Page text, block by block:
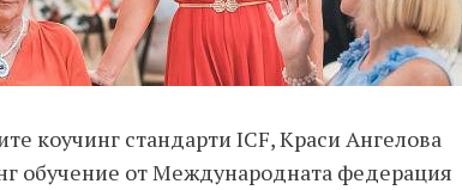
коучинг стандарти ICF, Краси Ангелова
обучение от Международната федерация